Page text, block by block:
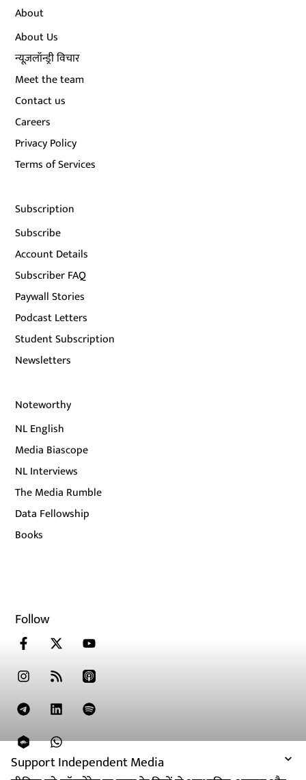
Support Independent Media
About
About Us
न्यूज़लॉन्ड्री विचार
Meet the team
Contact us
Careers
Privacy Policy
Terms of Services
Subscription
Subscribe
Account Details
Subscriber FAQ
Paywall Stories
Podcast Letters
Student Subscription
Newsletters
Noteworthy
NL English
Media Biascope
NL Interviews
The Media Rumble
Data Fellowship
Books
Follow